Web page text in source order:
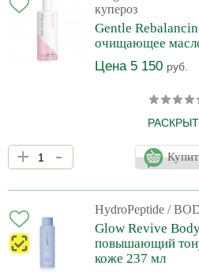
купероз
Gentle
очищающее
Цена 5 150 руб.
Мягкое масло деликатно очищает,
мантию и защитный барьер,
действием. Идеально подходит для
детской кожи.
+ -
HydroPeptide /
Glow Revive
повышающий
коже 237 мл